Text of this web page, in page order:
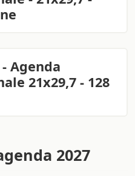
Agenda
21x29,7 - 128
2027